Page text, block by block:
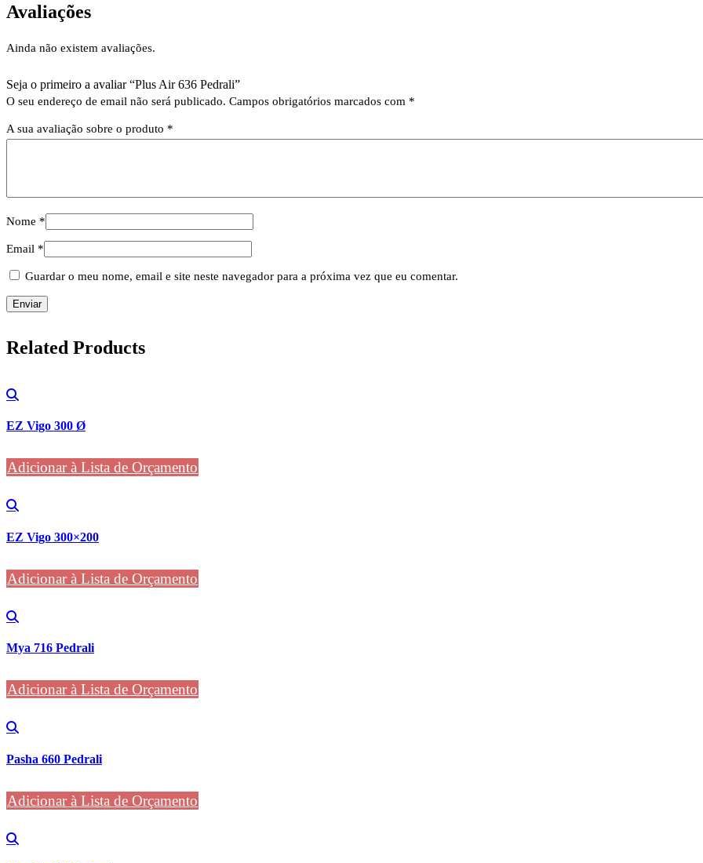
Avaliações
Ainda não existem avaliações.
Seja o primeiro a avaliar “Plus Air 636 Pedrali”
O seu endereço de email não será publicado. Campos obrigatórios marcados com *
A sua avaliação sobre o produto *
Nome *
Email *
Guardar o meu nome, email e site neste navegador para a próxima vez que eu comentar.
Related Products
EZ Vigo 300 Ø
Adicionar à Lista de Orçamento
EZ Vigo 300×200
Adicionar à Lista de Orçamento
Mya 716 Pedrali
Adicionar à Lista de Orçamento
Pasha 660 Pedrali
Adicionar à Lista de Orçamento